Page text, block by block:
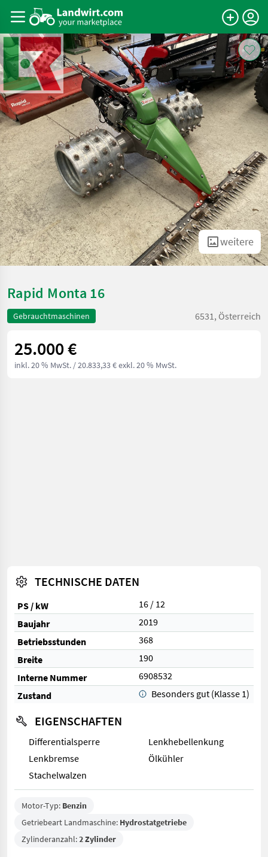
weitere
Rapid Monta 16
Gebrauchtmaschinen 6531, Österreich
25.000 €
inkl. 20 % MwSt. / 20.833,33 € exkl. 20 % MwSt.
TECHNISCHE DATEN
PS / kW
16 / 12
Baujahr
2019
Betriebsstunden
368
Breite
190
Interne Nummer
6908532
Zustand
Besonders gut (Klasse 1)
EIGENSCHAFTEN
Differentialsperre
Lenkhebellenkung
Lenkbremse
Ölkühler
Stachelwalzen
Motor-Typ: Benzin
Getriebeart Landmaschine: Hydrostatgetriebe
Zylinderanzahl:2 Zylinder